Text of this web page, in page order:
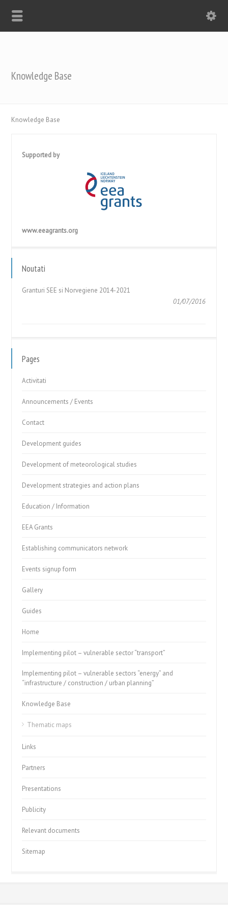
Knowledge Base
Knowledge Base
Supported by
www.eeagrants.org
Noutati
Granturi SEE si Norvegiene 2014-2021
01/07/2016
Pages
Activitati
Announcements / Events
Contact
Development guides
Development of meteorological studies
Development strategies and action plans
Education / Information
EEA Grants
Establishing communicators network
Events signup form
Gallery
Guides
Home
Implementing pilot – vulnerable sector “transport”
Implementing pilot – vulnerable sectors “energy” and
“infrastructure / construction / urban planning”
Knowledge Base
Thematic maps
Links
Partners
Presentations
Publicity
Relevant documents
Sitemap